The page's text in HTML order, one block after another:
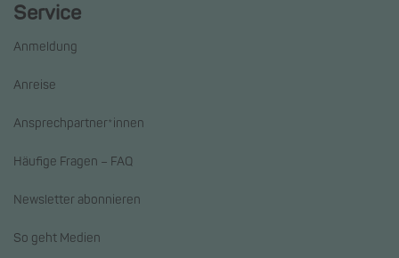
Service
Anmeldung
Anreise
Ansprechpartner*innen
Häufige Fragen – FAQ
Newsletter abonnieren
So geht Medien